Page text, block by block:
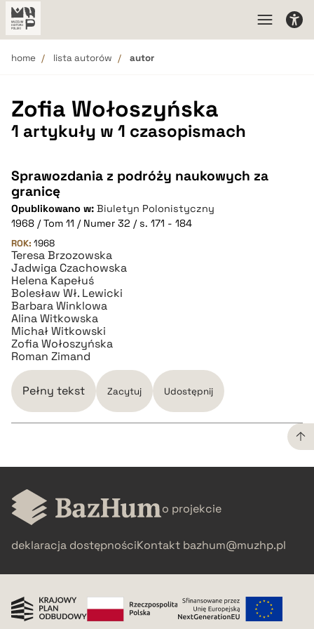
home lista autorów autor
Zofia Wołoszyńska
1 artykuły w 1 czasopismach
Sprawozdania z podróży naukowych za
granicę
Opublikowano w: Biuletyn Polonistyczny
1968 / Tom 11 / Numer 32 / s. 171 - 184
ROK: 1968
Teresa Brzozowska
Jadwiga Czachowska
Helena Kapełuś
Bolesław Wł. Lewicki
Barbara Winklowa
Alina Witkowska
Michał Witkowski
Zofia Wołoszyńska
Roman Zimand
Pełny tekst Zacytuj Udostępnij
CZYSTY TEKST
pobierz cytat
BIBTEX
o projekcie
deklaracja dostępnościKontakt bazhum@muzhp.pl